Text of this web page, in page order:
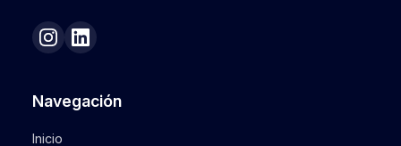
Navegación
Inicio